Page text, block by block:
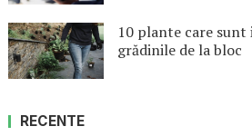
10 plante care
grădinile de la bloc
RECENTE